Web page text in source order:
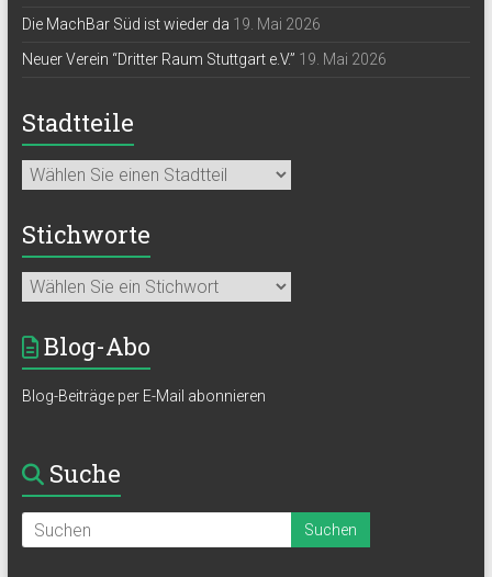
Die MachBar Süd ist wieder da 19. Mai 2026
Neuer Verein “Dritter Raum Stuttgart e.V.” 19. Mai 2026
Stadtteile
Stichworte
Blog-Abo
Blog-Beiträge per E-Mail abonnieren
Suche